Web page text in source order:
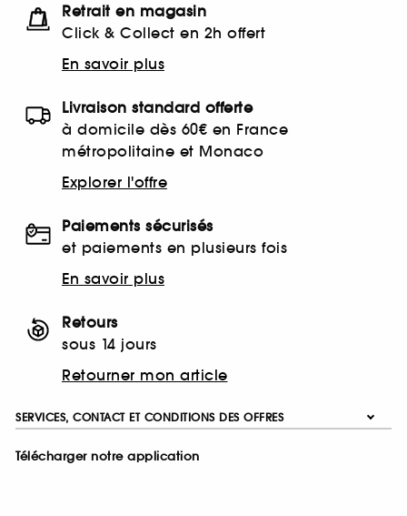
Retrait en magasin
Click & Collect en 2h offert
En savoir plus
Livraison standard offerte
à domicile dès 60€ en France
métropolitaine et Monaco
Explorer l'offre
Paiements sécurisés
et paiements en plusieurs fois
En savoir plus
Retours
sous 14 jours
Retourner mon article
SERVICES, CONTACT ET CONDITIONS DES OFFRES
Télécharger notre application